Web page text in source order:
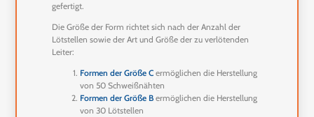
gefertigt.
Die Größe der Form richtet sich nach der Anzahl der
Lötstellen sowie der Art und Größe der zu verlötenden
Leiter:
Formen der Größe C ermöglichen die Herstellung
von 50 Schweißnähten
Formen der Größe B ermöglichen die Herstellung
von 30 Lötstellen